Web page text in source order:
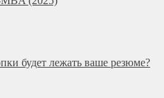
будет лежать ваше резюме?